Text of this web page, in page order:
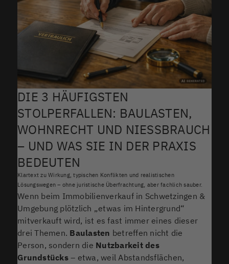
DIE 3 HÄUFIGSTEN
STOLPERFALLEN: BAULASTEN,
WOHNRECHT UND NIESSBRAUCH –
UND WAS SIE IN DER PRAXIS B
EDEUTEN
Klartext zu Wirkung, typischen Konflikten und realistischen
Lösungswegen – ohne juristische Überfrachtung, aber fachlich sauber.
Wenn beim Immobilienverkauf in Schwetzingen &
Umgebung plötzlich „etwas im Hintergrund“
mitverkauft wird, ist es fast immer eines dieser
drei Themen. Baulasten betreffen nicht die
Person, sondern die Nutzbarkeit des
Grundstücks– etwa, weil Abstandsflächen,